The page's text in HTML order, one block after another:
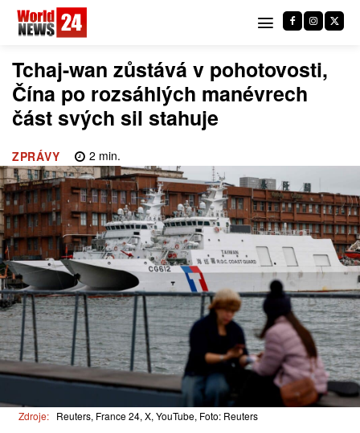
Tchaj-wan zůstává v pohotovosti,
Čína po rozsáhlých manévrech
část svých sil stahuje
ZPRÁVY 2 min.
Zdroje: Reuters, France 24, X, YouTube, Foto: Reuters